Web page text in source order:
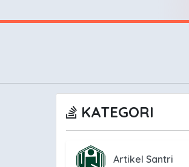
KATEGORI
Artikel Santri